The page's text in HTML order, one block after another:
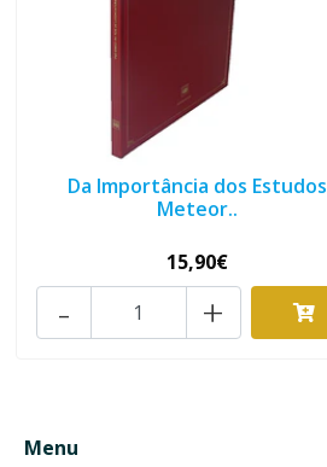
Da Importância dos Estudos
Meteor..
15,90€
+
-
Menu